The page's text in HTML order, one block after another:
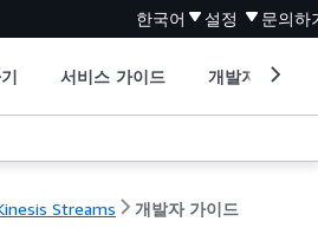
한국어 설정 문의하
서비스 가이드 개발자 도구
Streams 개발자 가이드